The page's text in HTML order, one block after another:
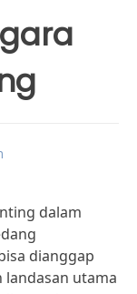
dalam
dianggap
utama